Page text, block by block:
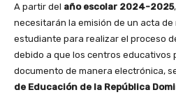
A partir del año escolar 2024-2025
necesitarán la emisión de un acta
estudiante para realizar el proceso
debido a que los centros educativos
documento de manera electrónica,
de Educación de la República